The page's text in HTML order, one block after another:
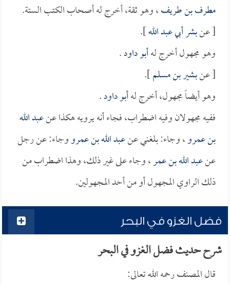
مطرف بن طريف، وهو ثقة، أخرج له أصحاب الكتب الستة.
[ عنبشر أبي عبد الله].
وهو مجهول أخرج لهأبو داود.
[ عنبشير بن مسلم].
وهو أيضاً مجهول، أخرج لهأبو داود.
ففيه مجهولان وفيه اضطراب، فجاء أنه يرويه هكذا عنعبد الله
بن عمرو، وجاء: بلغني عنعبد الله بن عمرووجاء: عن رجل
عنعبد الله بن عمر، وجاء على غير ذلك، وهذا اضطراب من
ذلك الراوي المجهول أو من أحد المجهولين.
فضل الغزو في البحر
شرح حديث فضل الغزو في البحر
قال المصنف رحمه الله تعالى: